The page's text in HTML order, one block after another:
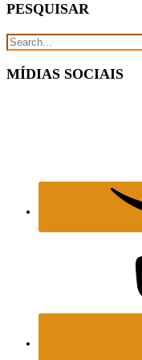
PESQUISAR
MÍDIAS SOCIAIS